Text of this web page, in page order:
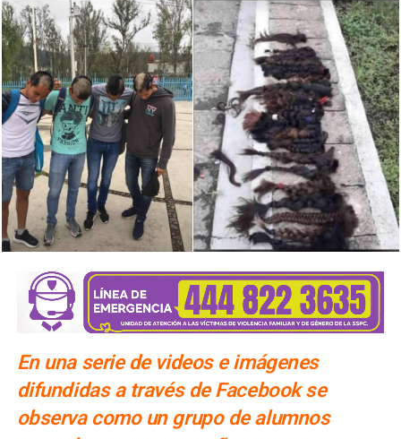
En una serie de videos e imágenes
difundidas a través de Facebook se
observa como un grupo de alumnos